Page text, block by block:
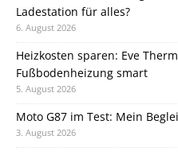
Ladestation für alles?
6. August 2026
Heizkosten sparen: Eve
Fußbodenheizung smart
5. August 2026
Moto G87 im Test: Mein
3. August 2026